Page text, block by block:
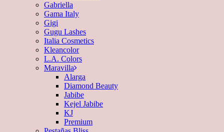
Gabriella
Gama Italy
Gigi
Gugu Lashes
Italia Cosmetics
Kleancolor
L.A. Colors
Maravilla
Alarga
Diamond Beauty
Jabibe
Kejel Jabibe
KJ
Premium